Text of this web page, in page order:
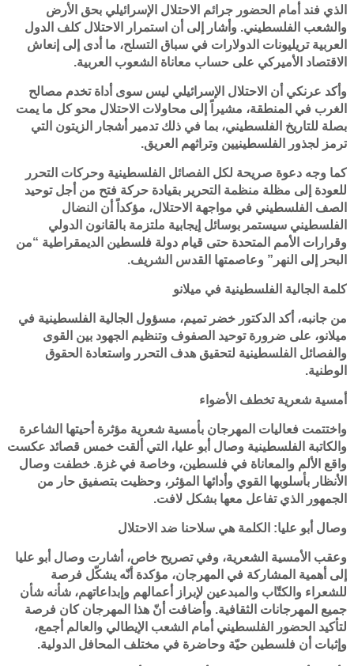
الذي فند أمام الحضور جرائم الاحتلال الإسرائيلي بحق الأرض
والشعب الفلسطيني. وأشار إلى أن استمرار الاحتلال كلف الدول
العربية تريليونات الدولارات في سباق التسلح، ما أدى إلى إنعاش
الاقتصاد الأميركي على حساب معاناة الشعوب العربية.
وأكد عرنكي أن الاحتلال الإسرائيلي ليس سوى أداة تخدم مصالح
الغرب في المنطقة، مشيراً إلى محاولات الاحتلال محو كل ما يمت
بصلة للتاريخ الفلسطيني، بما في ذلك تدمير أشجار الزيتون التي
ترمز لجذور الفلسطينيين وتراثهم العريق.
كما وجه دعوة صريحة لكل الفصائل الفلسطينية وحركات التحرر
للعودة إلى مظلة منظمة التحرير بقيادة حركة فتح من أجل توحيد
الصف الفلسطيني في مواجهة الاحتلال، مؤكداً أن النضال
الفلسطيني سيستمر بوسائل إيجابية ملتزمة بالقانون الدولي
وقرارات الأمم المتحدة حتى قيام دولة فلسطين الديمقراطية “من
البحر إلى النهر” وعاصمتها القدس الشريف.
كلمة الجالية الفلسطينية في ميلانو
من جانبه، أكد الدكتور خضر تميم، مسؤول الجالية الفلسطينية في
ميلانو، على ضرورة توحيد الصفوف وتنظيم الجهود بين القوى
والفصائل الفلسطينية لتحقيق هدف التحرر واستعادة الحقوق
الوطنية.
أمسية شعرية تخطف الأضواء
واختتمت فعاليات المهرجان بأمسية شعرية مؤثرة أحيتها الشاعرة
والكاتبة الفلسطينية وصال أبو عليا، التي ألقت خمس قصائد عكست
واقع الألم والمعاناة في فلسطين، وخاصة في غزة. خطفت وصال
الأنظار بأسلوبها القوي وأدائها المؤثر، وحظيت بتصفيق حار من
الجمهور الذي تفاعل معها بشكل لافت.
وصال أبو عليا: الكلمة هي سلاحنا ضد الاحتلال
وعقب الأمسية الشعرية، وفي تصريح خاص، أشارت وصال أبو عليا
إلى أهمية المشاركة في المهرجان، مؤكدة أنّه يشكّل فرصة
للشعراء والكتّاب والمبدعين لإبراز أعمالهم وإبداعاتهم، شأنه شأن
جميع المهرجانات الثقافية. وأضافت أنّ هذا المهرجان كان فرصة
لتأكيد الحضور الفلسطيني أمام الشعب الإيطالي والعالم أجمع،
وإثبات أن فلسطين حيّة وحاضرة في مختلف المحافل الدولية.